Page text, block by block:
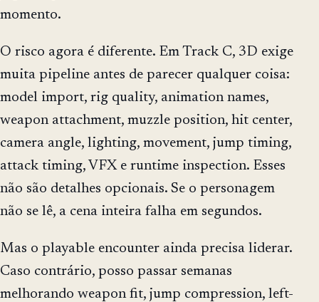
momento.
O risco agora é diferente. Em Track C, 3D exige
muita pipeline antes de parecer qualquer coisa:
model import, rig quality, animation names,
weapon attachment, muzzle position, hit center,
camera angle, lighting, movement, jump timing,
attack timing, VFX e runtime inspection. Esses
não são detalhes opcionais. Se o personagem
não se lê, a cena inteira falha em segundos.
Mas o playable encounter ainda precisa liderar.
Caso contrário, posso passar semanas
melhorando weapon fit, jump compression, left-